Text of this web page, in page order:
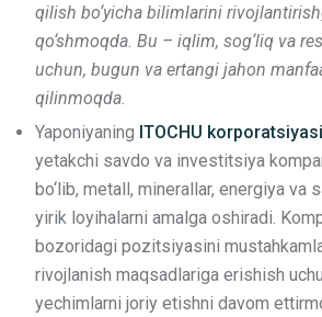
qilish bo‘yicha bilimlarini
qo‘shmoqda. Bu – iqlim, sog‘liq va
uchun, bugun va ertangi jahon
qilinmoqda.
Yaponiyaning ITOCHU korporatsiyasi
yetakchi savdo va investitsiya
bo‘lib, metall, minerallar, energiya va
yirik loyihalarni amalga oshiradi.
bozoridagi pozitsiyasini
rivojlanish maqsadlariga erishish
yechimlarni joriy etishni davom